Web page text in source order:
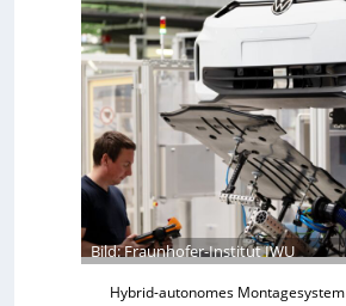
S
o
f
t
w
a
n
d
K
u
n
h
o
f
e
n
s
t
Bild: Fraunhofer-Institut IWU
Hybrid-autonomes Montagesystem